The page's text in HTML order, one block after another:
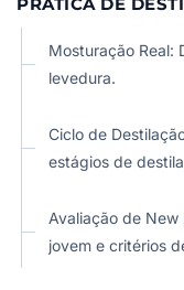
Mosturação Real:
levedura.
Ciclo de
estágios de
Avaliação de
jovem e critérios